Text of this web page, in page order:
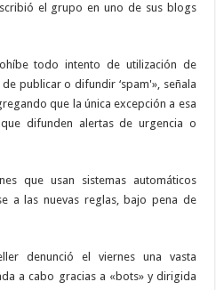
el grupo en uno de sus blogs
todo intento de utilización de
publicar o difundir ‘spam'», señala
que la única excepción a esa
difunden alertas de urgencia o
que usan sistemas automáticos
a las nuevas reglas, bajo pena de
denunció el viernes una vasta
a cabo gracias a «bots» y dirigida